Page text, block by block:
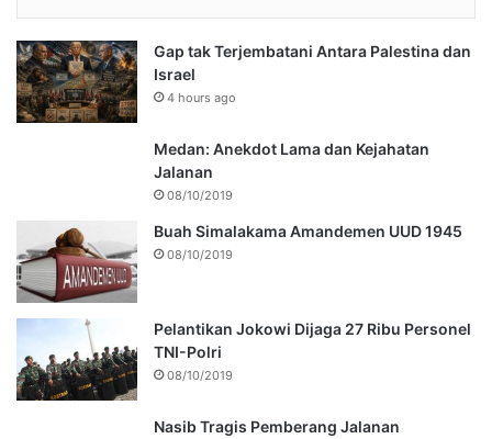
Gap tak Terjembatani Antara Palestina dan
Israel
4 hours ago
Medan: Anekdot Lama dan Kejahatan
Jalanan
08/10/2019
Buah Simalakama Amandemen UUD 1945
08/10/2019
Pelantikan Jokowi Dijaga 27 Ribu Personel
TNI-Polri
08/10/2019
Nasib Tragis Pemberang Jalanan